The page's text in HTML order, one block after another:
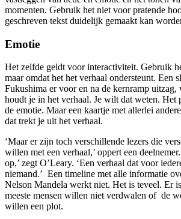
momenten. Gebruik het niet voor pratende
geschreven tekst duidelijk gemaakt kan
Emotie
Het zelfde geldt voor interactiviteit. Gebruik
maar omdat het het verhaal ondersteunt. Een
Fukushima er voor en na de kernramp
houdt je in het verhaal. Je wilt dat weten. Het
de emotie. Maar een kaartje met allerlei
dat trekt je uit het verhaal.
‘Maar er zijn toch verschillende lezers die
willen met een verhaal,’ oppert een
op,’ zegt O’Leary. ‘Een verhaal dat voor
niemand.’ Een timeline met alle informatie
Nelson Mandela werkt niet. Het is teveel. Er
meeste mensen willen niet verdwalen of de
willen een plot.